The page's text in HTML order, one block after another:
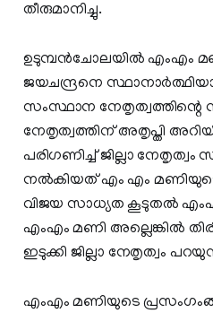
തീരുമാനിച്ചു.
ഉടുമ്പൻചോലയിൽ എംഎം
ജയചന്ദ്രനെ
സംസ്ഥാന നേതൃത്വത്തിന്റെ
നേതൃത്വത്തിന് അതൃപ്തി
പരിഗണിച്ച് ജില്ലാ
നൽകിയത് എം എം മണിയുടെ
വിജയ സാധ്യത കൂടുതൽ
‌‌എംഎം മണി അല്ലെങ്കിൽ
ഇടുക്കി ജില്ലാ നേതൃത്വം
എംഎം മണിയുടെ